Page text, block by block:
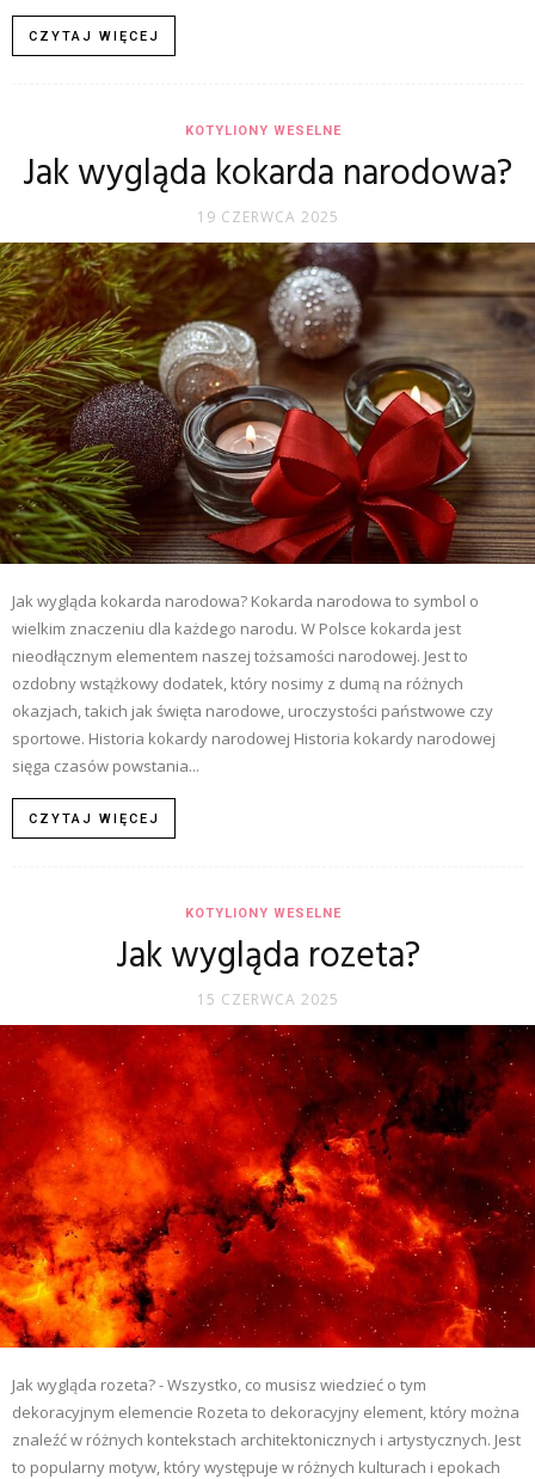
CZYTAJ WIĘCEJ
KOTYLIONY WESELNE
Jak wygląda kokarda narodowa?
19 CZERWCA 2025
Jak wygląda kokarda narodowa? Kokarda narodowa to symbol o
wielkim znaczeniu dla każdego narodu. W Polsce kokarda jest
nieodłącznym elementem naszej tożsamości narodowej. Jest to
ozdobny wstążkowy dodatek, który nosimy z dumą na różnych
okazjach, takich jak święta narodowe, uroczystości państwowe czy
sportowe. Historia kokardy narodowej Historia kokardy narodowej
sięga czasów powstania...
CZYTAJ WIĘCEJ
KOTYLIONY WESELNE
Jak wygląda rozeta?
15 CZERWCA 2025
Jak wygląda rozeta? - Wszystko, co musisz wiedzieć o tym
dekoracyjnym elemencie Rozeta to dekoracyjny element, który można
znaleźć w różnych kontekstach architektonicznych i artystycznych. Jest
to popularny motyw, który występuje w różnych kulturach i epokach